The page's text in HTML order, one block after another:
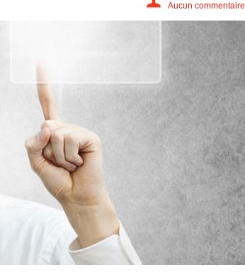
Aucun commentaire